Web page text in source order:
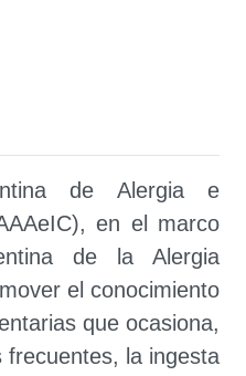
de Alergia e
en el marco
de la Alergia
el conocimiento
que ocasiona,
frecuentes, la ingesta